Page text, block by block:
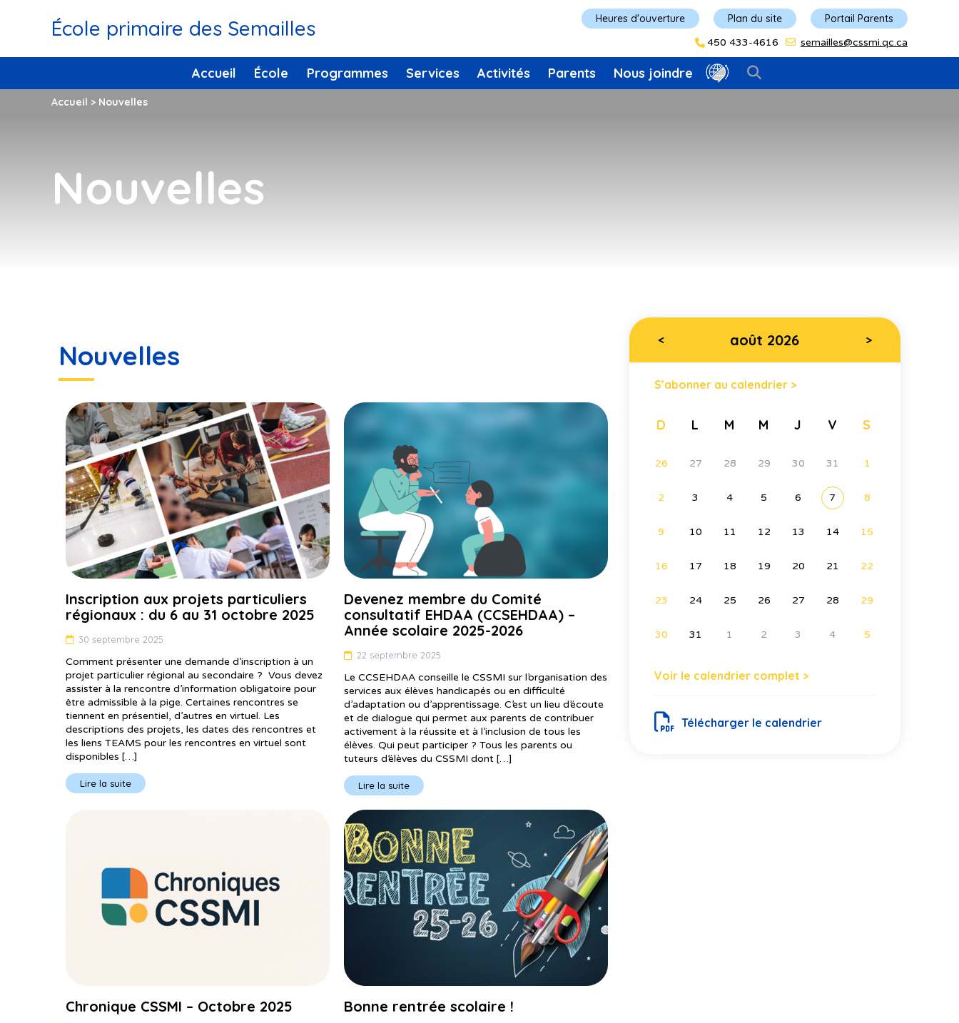
École primaire des Semailles Plan du site Portail Parents
Heures d'ouverture
450 433-4616 semailles@cssmi.qc.ca
Accueil École Programmes Services Activités Parents Nous joindre
Accueil > Nouvelles
Nouvelles
Nouvelles
Inscription aux projets particuliers
régionaux : du 6 au 31 octobre 2025
30 septembre 2025
Comment présenter une demande d’inscription à un
projet particulier régional au secondaire ? Vous devez
assister à la rencontre d’information obligatoire pour
être admissible à la pige. Certaines rencontres se
tiennent en présentiel, d’autres en virtuel. Les
descriptions des projets, les dates des rencontres et
les liens TEAMS pour les rencontres en virtuel sont
disponibles […]
Lire la suite
Devenez membre du Comité
consultatif EHDAA (CCSEHDAA) –
Année scolaire 2025-2026
22 septembre 2025
Le CCSEHDAA conseille le CSSMI sur l’organisation des
services aux élèves handicapés ou en difficulté
d’adaptation ou d’apprentissage. C’est un lieu d’écoute
et de dialogue qui permet aux parents de contribuer
activement à la réussite et à l’inclusion de tous les
élèves. Qui peut participer ? Tous les parents ou
tuteurs d’élèves du CSSMI dont […]
Lire la suite
Chronique CSSMI – Octobre 2025 Bonne rentrée scolaire !
< août 2026 >
S’abonner au calendrier >
D L M M J V S
26 27 28 29 30 31 1
2 3 4 5 6 7 8
9 10 11 12 13 14 15
16 17 18 19 20 21 22
23 24 25 26 27 28 29
30 31 1 2 3 4 5
Voir le calendrier complet >
Télécharger le calendrier